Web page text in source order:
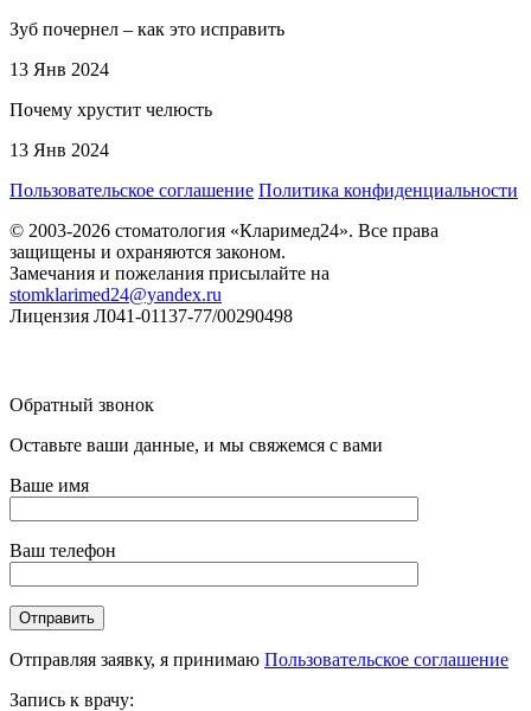
Зуб почернел – как это исправить
13 Янв 2024
Почему хрустит челюсть
13 Янв 2024
Пользовательское соглашение Политика конфиденциальности
© 2003-2026 стоматология «Кларимед24». Все права
защищены и охраняются законом.
Замечания и пожелания присылайте на
stomklarimed24@yandex.ru
Лицензия Л041-01137-77/00290498
Обратный звонок
Оставьте ваши данные, и мы свяжемся с вами
Ваше имя
Ваш телефон
Отправляя заявку, я принимаю Пользовательское соглашение
Запись к врачу: